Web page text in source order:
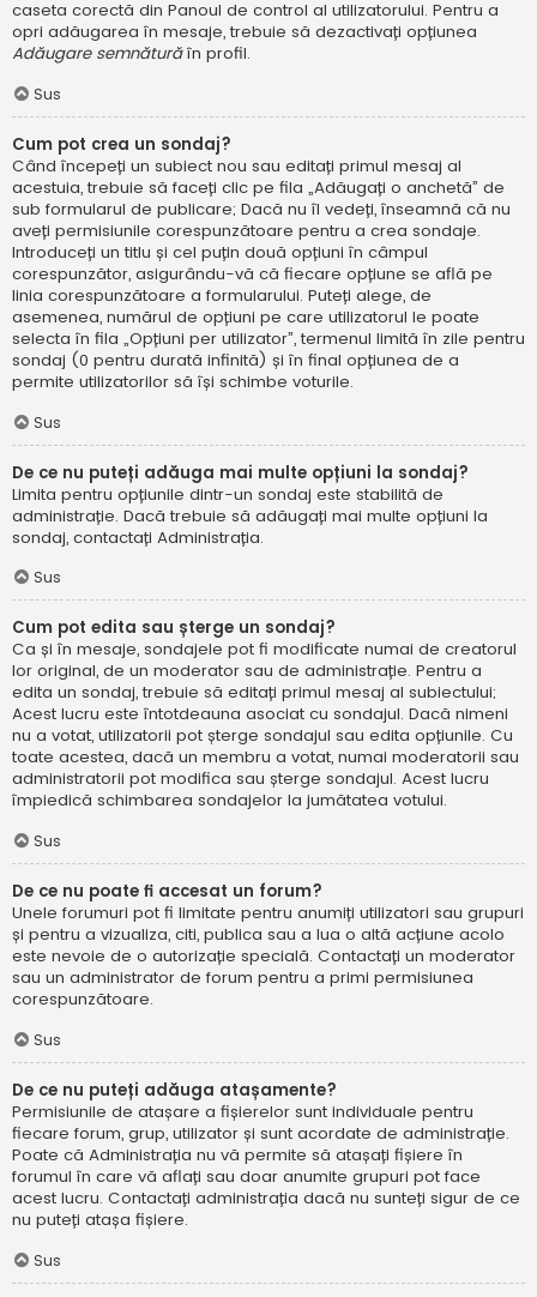
caseta corectă din Panoul de control al utilizatorului. Pentru a
opri adăugarea în mesaje, trebuie să dezactivați opțiunea
Adăugare semnăturăîn profil.
Sus
Cum pot crea un sondaj?
Când începeți un subiect nou sau editați primul mesaj al
acestuia, trebuie să faceți clic pe fila „Adăugați o anchetă” de
sub formularul de publicare; Dacă nu îl vedeți, înseamnă că nu
aveți permisiunile corespunzătoare pentru a crea sondaje.
Introduceți un titlu și cel puțin două opțiuni în câmpul
corespunzător, asigurându-vă că fiecare opțiune se află pe
linia corespunzătoare a formularului. Puteți alege, de
asemenea, numărul de opțiuni pe care utilizatorul le poate
selecta în fila „Opțiuni per utilizator”, termenul limită în zile pentru
sondaj (0 pentru durată infinită) și în final opțiunea de a
permite utilizatorilor să își schimbe voturile.
Sus
De ce nu puteți adăuga mai multe opțiuni la sondaj?
Limita pentru opțiunile dintr-un sondaj este stabilită de
administrație. Dacă trebuie să adăugați mai multe opțiuni la
sondaj, contactați Administrația.
Sus
Cum pot edita sau șterge un sondaj?
Ca și în mesaje, sondajele pot fi modificate numai de creatorul
lor original, de un moderator sau de administrație. Pentru a
edita un sondaj, trebuie să editați primul mesaj al subiectului;
Acest lucru este întotdeauna asociat cu sondajul. Dacă nimeni
nu a votat, utilizatorii pot șterge sondajul sau edita opțiunile. Cu
toate acestea, dacă un membru a votat, numai moderatorii sau
administratorii pot modifica sau șterge sondajul. Acest lucru
împiedică schimbarea sondajelor la jumătatea votului.
Sus
De ce nu poate fi accesat un forum?
Unele forumuri pot fi limitate pentru anumiți utilizatori sau grupuri
și pentru a vizualiza, citi, publica sau a lua o altă acțiune acolo
este nevoie de o autorizație specială. Contactați un moderator
sau un administrator de forum pentru a primi permisiunea
corespunzătoare.
Sus
De ce nu puteți adăuga atașamente?
Permisiunile de atașare a fișierelor sunt individuale pentru
fiecare forum, grup, utilizator și sunt acordate de administrație.
Poate că Administrația nu vă permite să atașați fișiere în
forumul în care vă aflați sau doar anumite grupuri pot face
acest lucru. Contactați administrația dacă nu sunteți sigur de ce
nu puteți atașa fișiere.
Sus